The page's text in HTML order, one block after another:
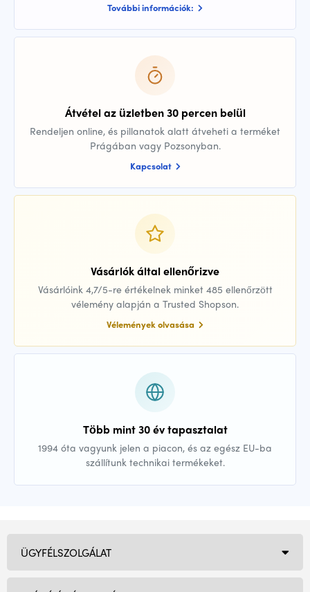
További információk:
Átvétel az üzletben 30 percen belül
Rendeljen online, és pillanatok alatt átveheti a terméket
Prágában vagy Pozsonyban.
Kapcsolat
Vásárlók által ellenőrizve
Vásárlóink 4,7/5-re értékelnek minket 485 ellenőrzött
vélemény alapján a Trusted Shopson.
Vélemények olvasása
Több mint 30 év tapasztalat
1994 óta vagyunk jelen a piacon, és az egész EU-ba
szállítunk technikai termékeket.
ÜGYFÉLSZOLGÁLAT